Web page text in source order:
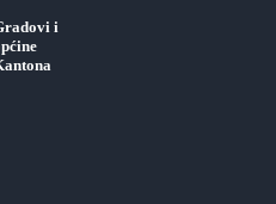
i